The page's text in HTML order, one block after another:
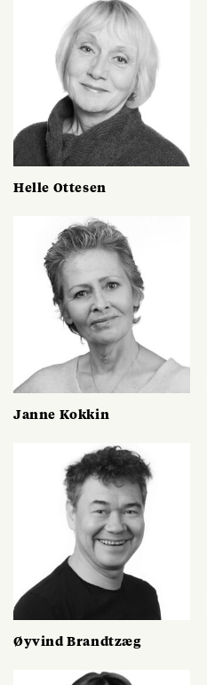
Helle Ottesen
Janne Kokkin
Øyvind Brandtzæg